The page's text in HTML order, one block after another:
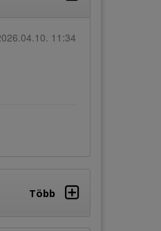
11:34
Több